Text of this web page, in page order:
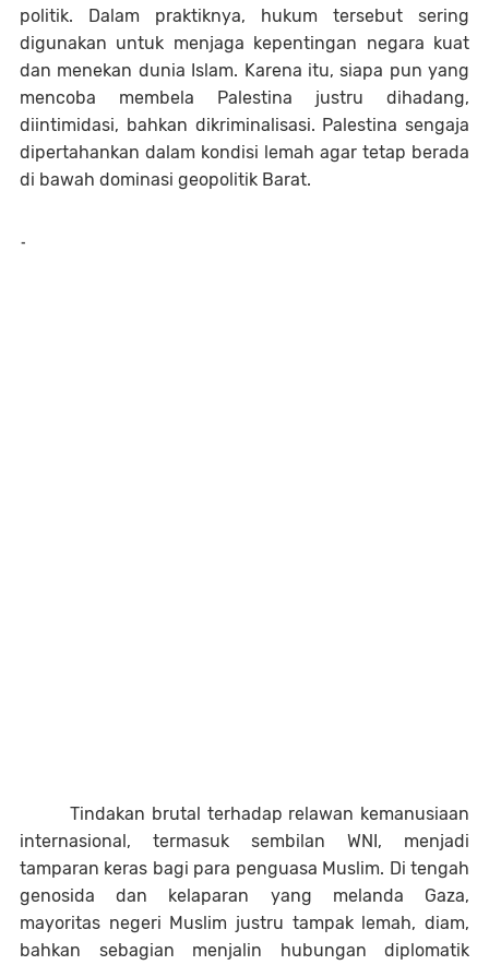
politik. Dalam praktiknya, hukum tersebut sering
digunakan untuk menjaga kepentingan negara kuat
dan menekan dunia Islam. Karena itu, siapa pun yang
mencoba membela Palestina justru dihadang,
diintimidasi, bahkan dikriminalisasi. Palestina sengaja
dipertahankan dalam kondisi lemah agar tetap berada
di bawah dominasi geopolitik Barat.
-
Tindakan brutal terhadap relawan kemanusiaan
internasional, termasuk sembilan WNI, menjadi
tamparan keras bagi para penguasa Muslim. Di tengah
genosida dan kelaparan yang melanda Gaza,
mayoritas negeri Muslim justru tampak lemah, diam,
bahkan sebagian menjalin hubungan diplomatik